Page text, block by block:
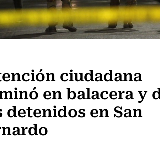
ciudadana
en balacera y
detenidos en San